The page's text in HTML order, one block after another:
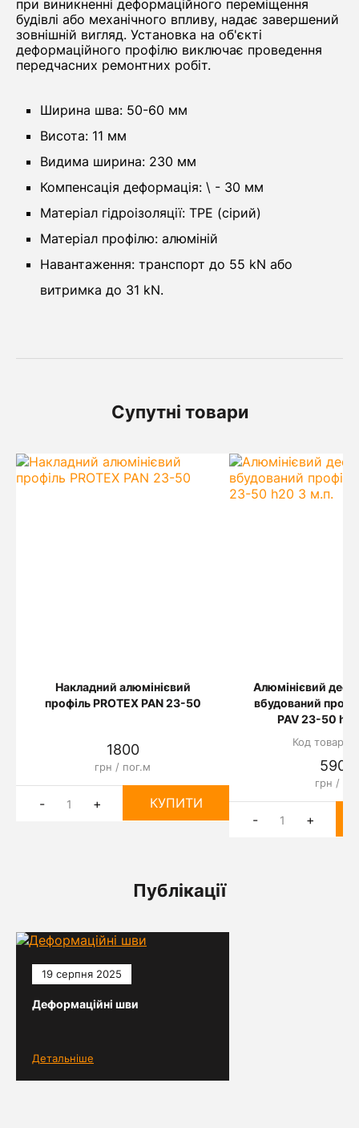
при виникненні деформаційного переміщення
будівлі або механічного впливу, надає завершений
зовнішній вигляд. Установка на об'єкті
деформаційного профілю виключає проведення
передчасних ремонтних робіт.
Ширина шва: 50-60 мм
Висота: 11 мм
Видима ширина: 230 мм
Компенсація деформація: \ - 30 мм
Матеріал гідроізоляції: ТРЕ (сірий)
Матеріал профілю: алюміній
Навантаження: транспорт до 55 kN або
витримка до 31 kN.
Супутні товари
Накладний алюмінієвий
профіль PROTEX PAN 23-50
1800
грн / пог.м
- + КУПИТИ
Алюмінієвий
вбудований
PAV 23-50
Код товару:
5901
грн / шт
- +
Публікації
19 серпня 2025
Деформаційні шви
Детальніше